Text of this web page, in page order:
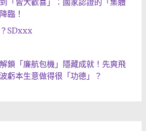
「皆大歡喜」：國家認證的「集體
臨！
SDxxx
解鎖「廉航包機」隱藏成就！先爽飛
虧本生意做得很「功德」？